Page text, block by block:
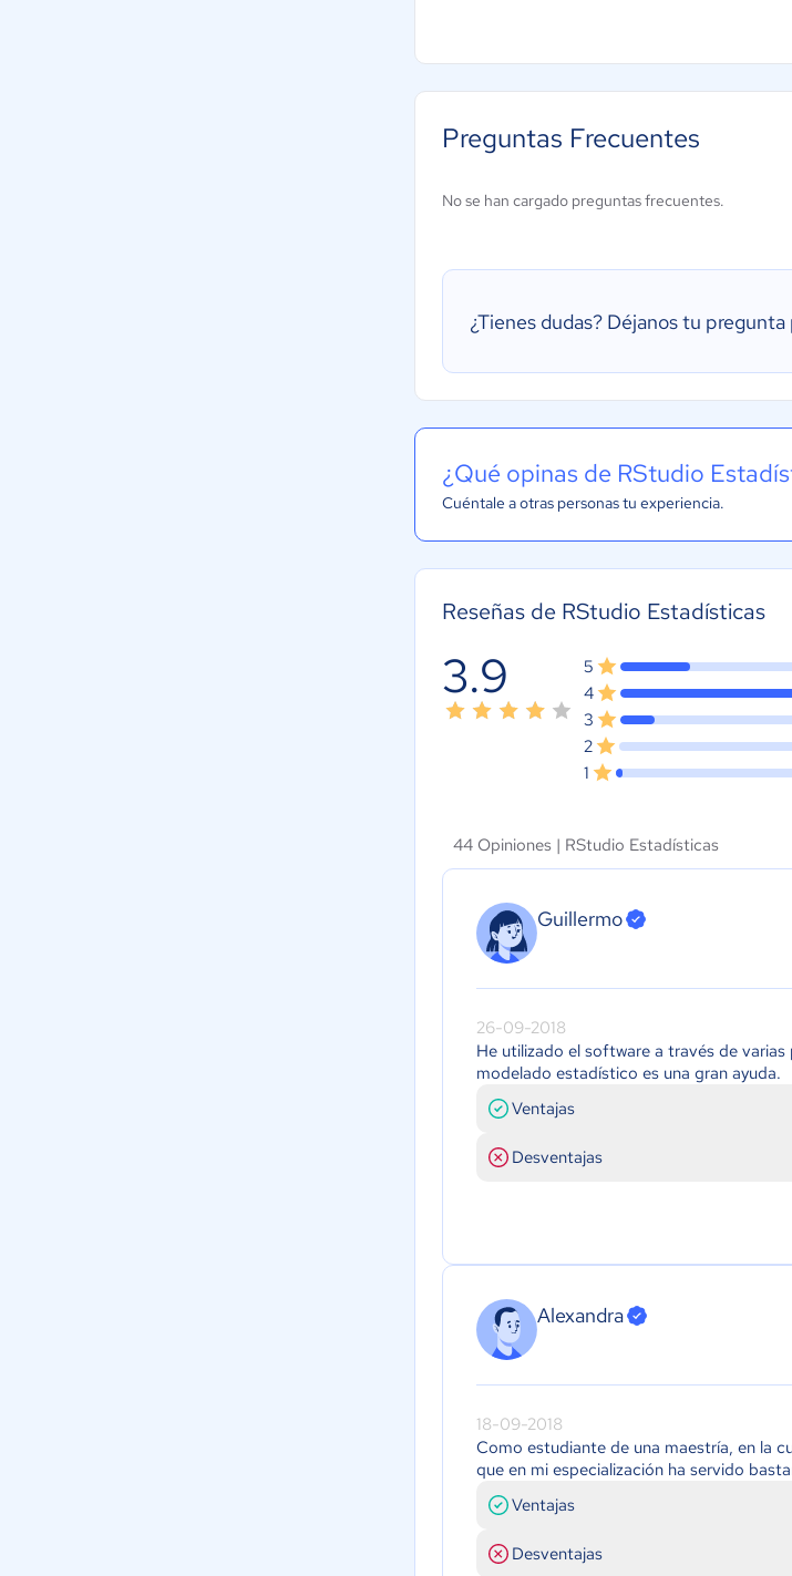
Preguntas Frecuentes
No se han cargado preguntas frecuentes.
¿Tienes dudas? Déjanos tu
¿Qué opinas de RStudio
Cuéntale a otras personas tu experiencia.
Reseñas de RStudio Estadísticas
3.9 5
4
3
2
1
44 Opiniones | RStudio Estadísticas
Guillermo
26-09-2018
He utilizado el software a través de
modelado estadístico es una gran ayuda.
Ventajas
Desventajas
Alexandra
18-09-2018
Como estudiante de una maestría, en la
que en mi especialización ha servido
Ventajas
Desventajas